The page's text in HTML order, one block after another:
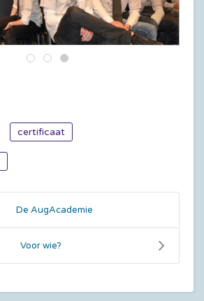
certificaat
De AugAcademie
Voor wie?